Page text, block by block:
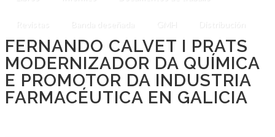
FERNANDO CALVET I PRATS
MODERNIZADOR DA QUÍMICA
E PROMOTOR DA INDUSTRIA
FARMACÉUTICA EN GALICIA